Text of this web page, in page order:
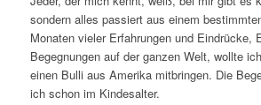
sondern alles passiert aus einem
Monaten vieler Erfahrungen und Eindrücke,
Begegnungen auf der ganzen Welt, wollte
einen Bulli aus Amerika mitbringen. Die
ich schon im Kindesalter.